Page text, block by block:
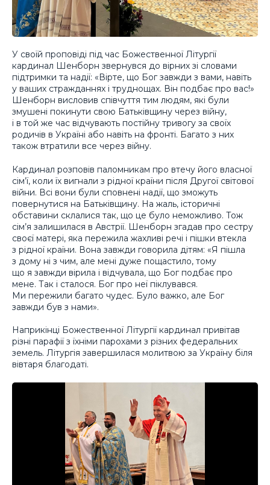
У своїй проповіді під час Божественної Літургії
кардинал Шенборн звернувся до вірних зі словами
підтримки та надії: «Вірте, що Бог завжди з вами, навіть
у ваших стражданнях і труднощах. Він подбає про вас!»
Шенборн висловив співчуття тим людям, які були
змушені покинути свою Батьківщину через війну,
і в той же час відчувають постійну тривогу за своїх
родичів в Україні або навіть на фронті. Багато з них
також втратили все через війну.
Кардинал розповів паломникам про втечу його власної
сім’ї, коли їх вигнали з рідної країни після Другої світової
війни. Всі вони були сповнені надії, що зможуть
повернутися на Батьківщину. На жаль, історичні
обставини склалися так, що це було неможливо. Тож
сім’я залишилася в Австрії. Шенборн згадав про сестру
своєї матері, яка пережила жахливі речі і пішки втекла
з рідної країни. Вона завжди говорила дітям: «Я пішла
з дому ні з чим, але мені дуже пощастило, тому
що я завжди вірила і відчувала, що Бог подбає про
мене. Так і сталося. Бог про неї піклувався.
Ми пережили багато чудес. Було важко, але Бог
завжди був з нами».
Наприкінці Божественної Літургії кардинал привітав
різні парафії з їхніми парохами з різних федеральних
земель. Літургія завершилася молитвою за Україну біля
вівтаря благодаті.